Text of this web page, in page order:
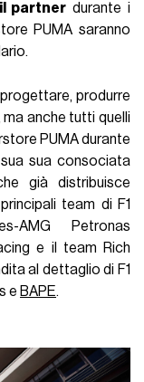
partner durante i
PUMA saranno
produrre
anche tutti quelli
PUMA durante
sua consociata
già distribuisce
team di F1
AMG Petronas
e il team Rich
al dettaglio di F1
e BAPE.